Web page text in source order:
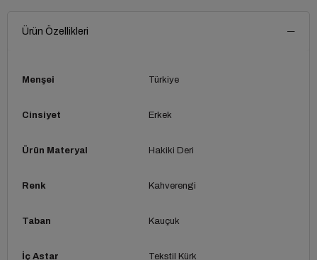
Ürün Özellikleri
Menşei Türkiye
Cinsiyet Erkek
Ürün Materyal Hakiki Deri
Renk Kahverengi
Taban Kauçuk
İç Astar Tekstil Kürk